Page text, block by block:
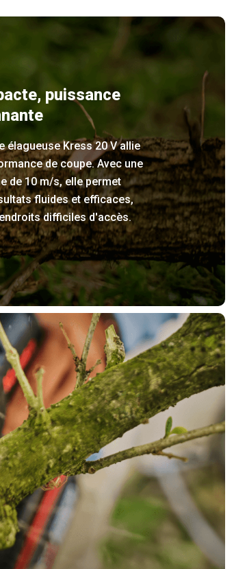
puissance
élagueuse Kress 20 V allie
de coupe. Avec une
de 10 m/s, elle permet
fluides et efficaces,
difficiles d'accès.